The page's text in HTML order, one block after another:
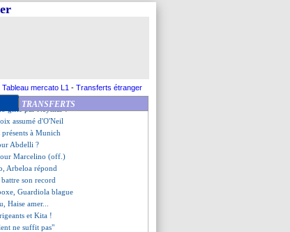
Tableau mercato L1 - Transferts étranger
TRANSFERTS
de rêver
!
Fabregas répond
intéressé
giflé par Neymar !
assumé d'O'Neil
à Munich
Abdelli ?
Marcelino (off.)
Arbeloa répond
son record
Guardiola blague
Haise amer...
et Kita !
ne suffit pas"